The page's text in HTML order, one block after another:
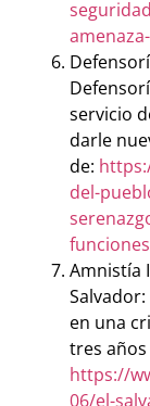
servicio
darle
de:
del-
Amnistía
en una
tres
https://
06/el-